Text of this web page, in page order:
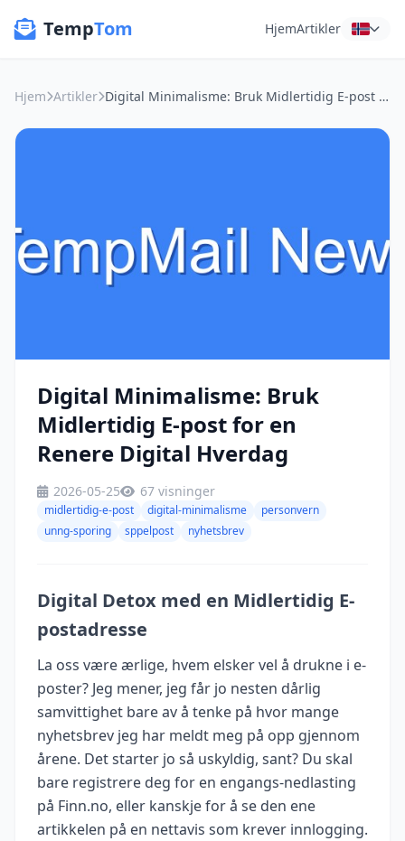
TempTom HjemArtikler
Hjem Artikler Digital Minimalisme: Bruk Midlertidig E-post for en Renere Digital Hverdag
Digital Minimalisme: Bruk
Midlertidig E-post for en
Renere Digital Hverdag
2026-05-25 67 visninger
midlertidig-e-post digital-minimalisme
personvern
unng-sporing
sppelpost nyhetsbrev
Digital Detox med en Midlertidig E-
postadresse
La oss være ærlige, hvem elsker vel å drukne i e-
poster? Jeg mener, jeg får jo nesten dårlig
samvittighet bare av å tenke på hvor mange
nyhetsbrev jeg har meldt meg på opp gjennom
årene. Det starter jo så uskyldig, sant? Du skal
bare registrere deg for en engangs-nedlasting
på Finn.no, eller kanskje for å se den ene
artikkelen på en nettavis som krever innlogging.